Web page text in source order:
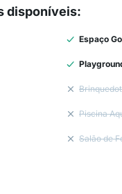
disponíveis:
Espaço
Piscina
Salão de